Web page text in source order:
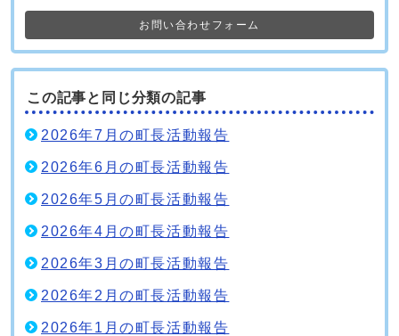
お問い合わせフォーム
この記事と同じ分類の記事
2026年7月の町長活動報告
2026年6月の町長活動報告
2026年5月の町長活動報告
2026年4月の町長活動報告
2026年3月の町長活動報告
2026年2月の町長活動報告
2026年1月の町長活動報告